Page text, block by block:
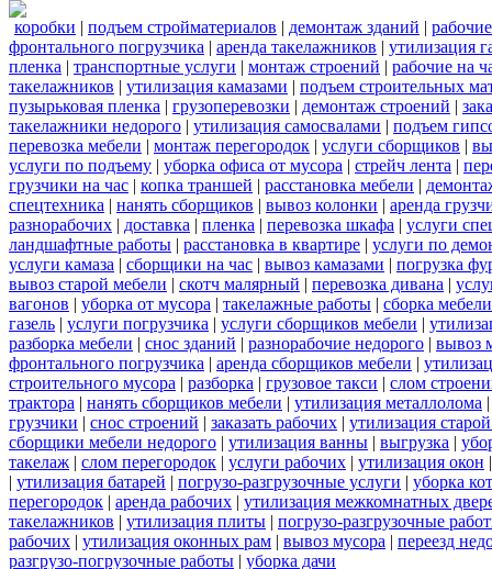
коробки | подъем стройматериалов | демонтаж зданий |
фронтального погрузчика | аренда такелажников | утилизация
пленка | транспортные услуги | монтаж строений | рабочие на
такелажников | утилизация камазами | подъем строительных
пузырьковая пленка | грузоперевозки | демонтаж строений |
такелажники недорого | утилизация самосвалами | подъем
перевозка мебели | монтаж перегородок | услуги сборщиков |
услуги по подъему | уборка офиса от мусора | стрейч лента |
грузчики на час | копка траншей | расстановка мебели |
спецтехника | нанять сборщиков | вывоз колонки | аренда
разнорабочих | доставка | пленка | перевозка шкафа | услуги
ландшафтные работы | расстановка в квартире | услуги по
услуги камаза | сборщики на час | вывоз камазами | погрузка
вывоз старой мебели | скотч малярный | перевозка дивана |
вагонов | уборка от мусора | такелажные работы | сборка мебели
газель | услуги погрузчика | услуги сборщиков мебели |
разборка мебели | снос зданий | разнорабочие недорого | вывоз
фронтального погрузчика | аренда сборщиков мебели |
строительного мусора | разборка | грузовое такси | слом
трактора | нанять сборщиков мебели | утилизация металлолома
грузчики | снос строений | заказать рабочих | утилизация
сборщики мебели недорого | утилизация ванны | выгрузка |
такелаж | слом перегородок | услуги рабочих | утилизация окон
| утилизация батарей | погрузо-разгрузочные услуги | уборка
перегородок | аренда рабочих | утилизация межкомнатных
такелажников | утилизация плиты | погрузо-разгрузочные
рабочих | утилизация оконных рам | вывоз мусора | переезд
разгрузо-погрузочные работы | уборка дачи